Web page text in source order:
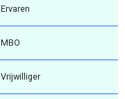
Ervaren
MBO
Vrijwilliger